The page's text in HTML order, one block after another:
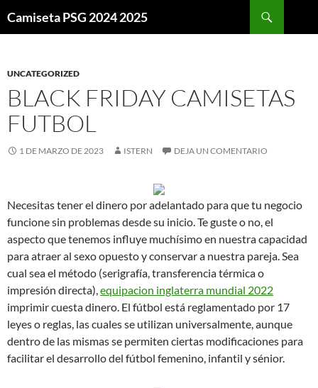
Camiseta PSG 2024 2025
UNCATEGORIZED
BLACK FRIDAY CAMISETAS
FUTBOL
1 DE MARZO DE 2023 ISTERN DEJA UN COMENTARIO
Necesitas tener el dinero por adelantado para que tu negocio
funcione sin problemas desde su inicio. Te guste o no, el
aspecto que tenemos influye muchísimo en nuestra capacidad
para atraer al sexo opuesto y conservar a nuestra pareja. Sea
cual sea el método (serigrafía, transferencia térmica o
impresión directa),equipacion inglaterra mundial 2022
imprimir cuesta dinero. El fútbol está reglamentado por 17
leyes o reglas, las cuales se utilizan universalmente, aunque
dentro de las mismas se permiten ciertas modificaciones para
facilitar el desarrollo del fútbol femenino, infantil y sénior.